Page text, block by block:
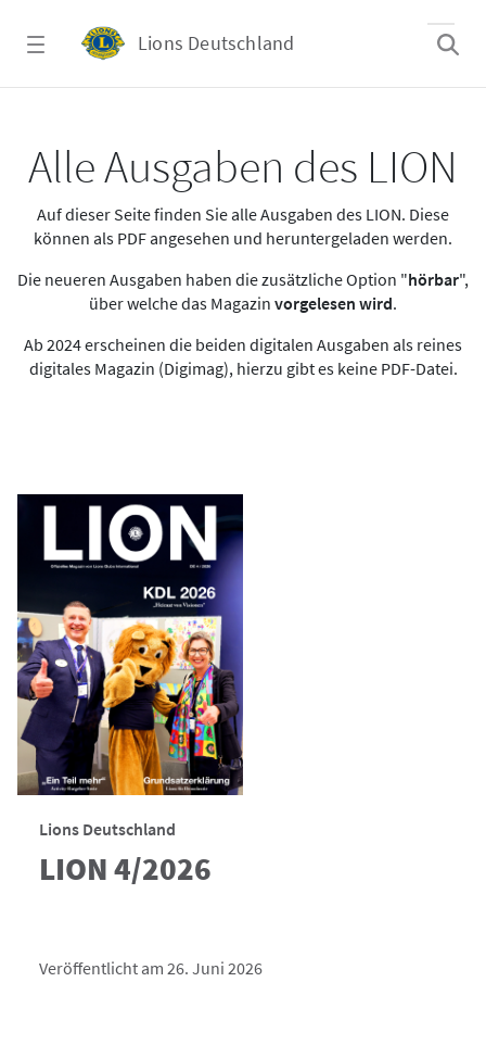
Lions Deutschland
Alle Ausgaben des LION
Auf dieser Seite finden Sie alle Ausgaben des LION. Diese
können als PDF angesehen und heruntergeladen werden.
Die neueren Ausgaben haben die zusätzliche Option "hörbar",
über welche das Magazin vorgelesen wird.
Ab 2024 erscheinen die beiden digitalen Ausgaben als reines
digitales Magazin (Digimag), hierzu gibt es keine PDF-Datei.
Lions Deutschland
LION 4/2026
Veröffentlicht am 26. Juni 2026